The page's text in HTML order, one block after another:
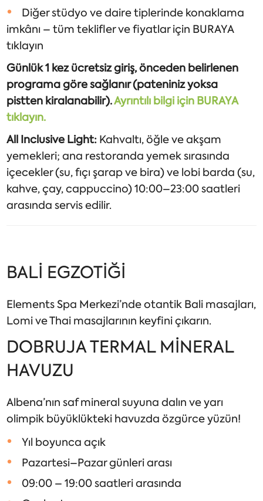
Diğer stüdyo ve daire tiplerinde konaklama
imkânı – tüm teklifler ve fiyatlar için BURAYA
tıklayın
Günlük 1 kez ücretsiz giriş, önceden belirlenen
programa göre sağlanır (pateniniz yoksa
pistten kiralanabilir).Ayrıntılı bilgi için BURAYA
tıklayın.
All Inclusive Light: Kahvaltı, öğle ve akşam
yemekleri; ana restoranda yemek sırasında
içecekler (su, fıçı şarap ve bira) ve lobi barda (su,
kahve, çay, cappuccino) 10:00–23:00 saatleri
arasında servis edilir.
BALİ EGZOTİĞİ
Elements Spa Merkezi’nde otantik Bali masajları,
Lomi ve Thai masajlarının keyfini çıkarın.
DOBRUJA TERMAL MİNERAL
HAVUZU
Albena’nın saf mineral suyuna dalın ve yarı
olimpik büyüklükteki havuzda özgürce yüzün!
Yıl boyunca açık
Pazartesi–Pazar günleri arası
09:00 – 19:00 saatleri arasında